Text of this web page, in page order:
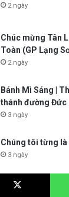
2 ngày
Chúc mừng Tân
Toàn (GP Lạng
2 ngày
Bánh Mì Sáng |
thánh đường Đức
3 ngày
Chúng tôi từng
3 ngày